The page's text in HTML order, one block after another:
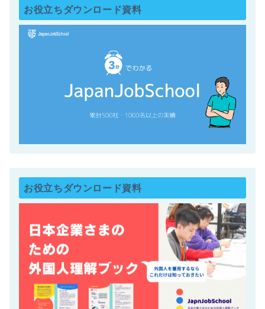
お役立ちダウンロード資料
お役立ちダウンロード資料